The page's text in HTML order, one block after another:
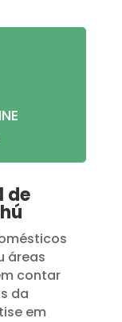
de
áreas
contar
da
em